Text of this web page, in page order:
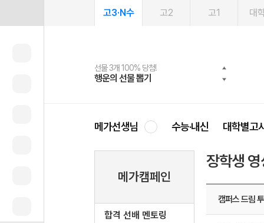
고3·N수 고2 고1 대
선물 3개 100% 당첨!
행운의 선물 뽑기
선물 100% 증정!
메가스터디 X 올리브
여름방학 스터디 캐시백
메가런 썸머스쿨
2027 러셀 단과
강사 공개선발
스마트러닝앱
설문 EVENT
메가패스
3일 무료 체험권
메가패스 수강생 무료혜택!
메가클럽 멤버십
사회공헌 캠페인
희망이룸 메가나눔
메가선생님 수능·내신 대학별고
메가캠페인
합격 선배 멘토링
장학생
캠퍼스 드림